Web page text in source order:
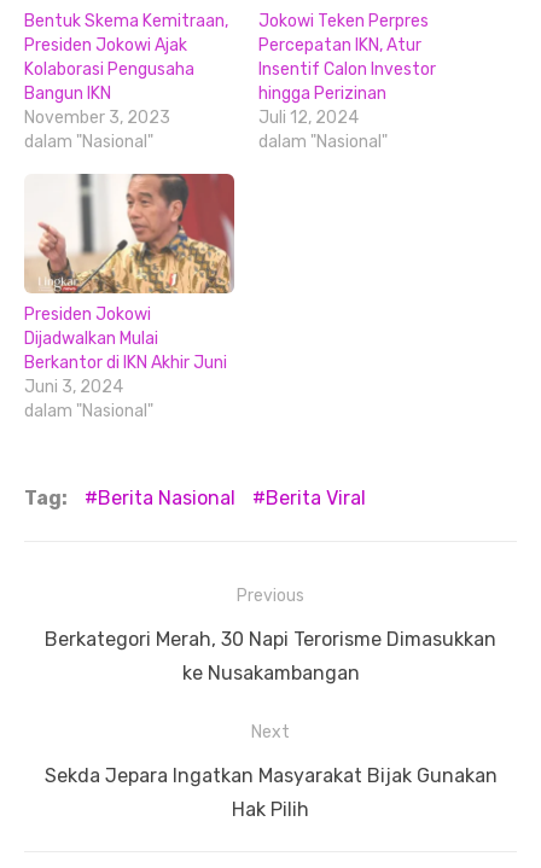
Bentuk Skema Kemitraan,
Presiden Jokowi Ajak
Kolaborasi Pengusaha
Bangun IKN
November 3, 2023
dalam "Nasional"
Jokowi Teken Perpres
Percepatan IKN, Atur
Insentif Calon Investor
hingga Perizinan
Juli 12, 2024
dalam "Nasional"
Presiden Jokowi
Dijadwalkan Mulai
Berkantor di IKN Akhir Juni
Juni 3, 2024
dalam "Nasional"
Tag: Berita Nasional Berita Viral
pos
Previous
Previous
Berkategori Merah, 30 Napi Terorisme Dimasukkan
ke Nusakambangan
Next
Next
Sekda Jepara Ingatkan Masyarakat Bijak Gunakan
Hak Pilih